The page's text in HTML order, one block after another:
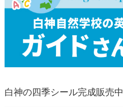
白神の四季シール完成販売中